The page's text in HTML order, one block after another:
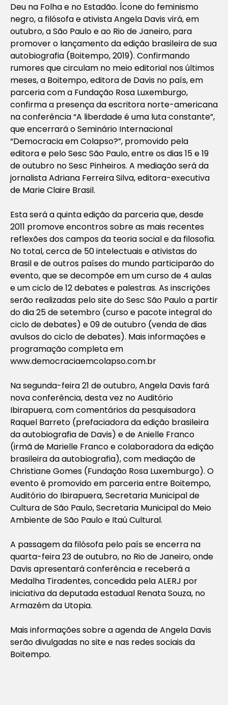
Deu na Folha e no Estadão. Ícone do feminismo
negro, a filósofa e ativista Angela Davis virá, em
outubro, a São Paulo e ao Rio de Janeiro, para
promover o lançamento da edição brasileira de sua
autobiografia (Boitempo, 2019). Confirmando
rumores que circulam no meio editorial nos últimos
meses, a Boitempo, editora de Davis no país, em
parceria com a Fundação Rosa Luxemburgo,
confirma a presença da escritora norte-americana
na conferência “A liberdade é uma luta constante”,
que encerrará o Seminário Internacional
“Democracia em Colapso?”, promovido pela
editora e pelo Sesc São Paulo, entre os dias 15 e 19
de outubro no Sesc Pinheiros. A mediação será da
jornalista Adriana Ferreira Silva, editora-executiva
de Marie Claire Brasil.
Esta será a quinta edição da parceria que, desde
2011 promove encontros sobre as mais recentes
reflexões dos campos da teoria social e da filosofia.
No total, cerca de 50 intelectuais e ativistas do
Brasil e de outros países do mundo participarão do
evento, que se decompõe em um curso de 4 aulas
e um ciclo de 12 debates e palestras. As inscrições
serão realizadas pelo site do Sesc São Paulo a partir
do dia 25 de setembro (curso e pacote integral do
ciclo de debates) e 09 de outubro (venda de dias
avulsos do ciclo de debates). Mais informações e
programação completa em
www.democraciaemcolapso.com.br
Na segunda-feira 21 de outubro, Angela Davis fará
nova conferência, desta vez no Auditório
Ibirapuera, com comentários da pesquisadora
Raquel Barreto (prefaciadora da edição brasileira
da autobiografia de Davis) e de Anielle Franco
(irmã de Marielle Franco e colaboradora da edição
brasileira da autobiografia), com mediação de
Christiane Gomes (Fundação Rosa Luxemburgo). O
evento é promovido em parceria entre Boitempo,
Auditório do Ibirapuera, Secretaria Municipal de
Cultura de São Paulo, Secretaria Municipal do Meio
Ambiente de São Paulo e Itaú Cultural.
A passagem da filósofa pelo país se encerra na
quarta-feira 23 de outubro, no Rio de Janeiro, onde
Davis apresentará conferência e receberá a
Medalha Tiradentes, concedida pela ALERJ por
iniciativa da deputada estadual Renata Souza, no
Armazém da Utopia.
Mais informações sobre a agenda de Angela Davis
serão divulgadas no site e nas redes sociais da
Boitempo.